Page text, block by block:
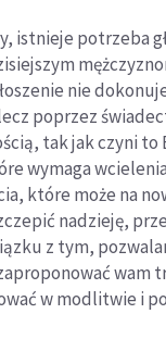
istnieje potrzeba
nie
poprzez
tak jak czyni to
wymaga
które może na
nadzieję,
z tym,
wam
w modlitwie i